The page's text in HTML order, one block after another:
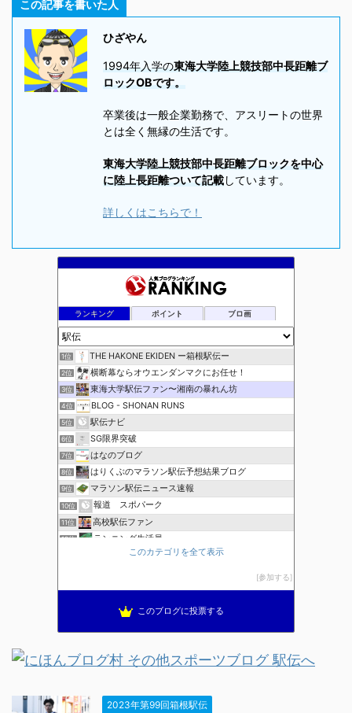
この記事を書いた人
ひざやん
1994年入学の東海大学陸上競技部中長距離ブ
ロックOBです。
卒業後は一般企業勤務で、アスリートの世界
とは全く無縁の生活です。
東海大学陸上競技部中長距離ブロックを中心
に陸上長距離ついて記載しています。
詳しくはこちらで！
ランキング ポイント ブロ画
1位 THE HAKONE EKIDEN ー箱根駅伝ー
2位 横断幕ならオウエンダンマクにお任せ！
3位 東海大学駅伝ファン〜湘南の暴れん坊
4位 BLOG - SHONAN RUNS
5位 駅伝ナビ
6位 SG限界突破
7位 はなのブログ
8位 はりくぶのマラソン駅伝予想結果ブログ
9位 マラソン駅伝ニュース速報
10位 報道 スポパーク
11位 高校駅伝ファン
12位 ランニング生活員
ほぼニートの資格取得日記（マラソン編）
全国高校駅伝速報
このカテゴリを全て表示
参加する
このブログに投票する
2023年第99回箱根駅伝